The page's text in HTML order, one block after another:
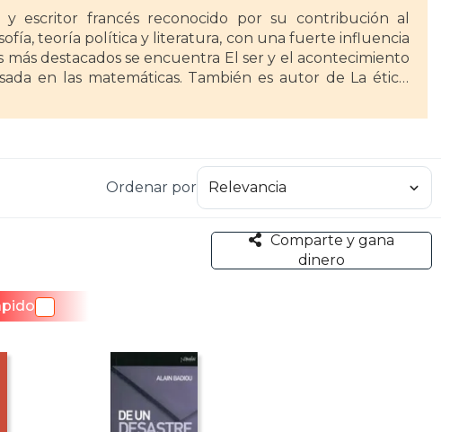
escritor francés reconocido por su contribución al
teoría política y literatura, con una fuerte influencia
destacados se encuentra El ser y el acontecimiento
en las matemáticas. También es autor de La ética:
La fundación del universalismo (1997).
la política y el arte, proponiendo una filosofía que
innovador y provocador ha influido en el debate
figura clave en la filosofía del siglo XXI.
Ordenar por
Comparte y gana
dinero